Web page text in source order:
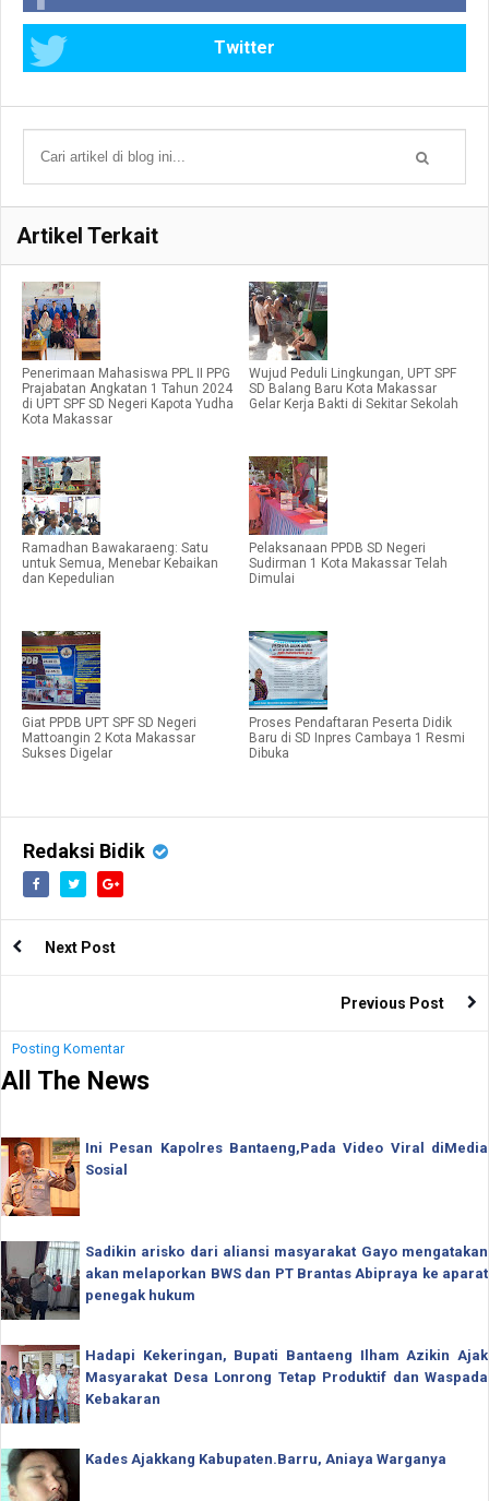
Twitter
Artikel Terkait
Penerimaan Mahasiswa PPL II PPG
Prajabatan Angkatan 1 Tahun 2024
di UPT SPF SD Negeri Kapota Yudha
Kota Makassar
Wujud Peduli Lingkungan, UPT SPF
SD Balang Baru Kota Makassar
Gelar Kerja Bakti di Sekitar Sekolah
Ramadhan Bawakaraeng: Satu
untuk Semua, Menebar Kebaikan
dan Kepedulian
Pelaksanaan PPDB SD Negeri
Sudirman 1 Kota Makassar Telah
Dimulai
Giat PPDB UPT SPF SD Negeri
Mattoangin 2 Kota Makassar
Sukses Digelar
Proses Pendaftaran Peserta Didik
Baru di SD Inpres Cambaya 1 Resmi
Dibuka
Redaksi Bidik
Next Post
Previous Post
Posting Komentar
All The News
Ini Pesan Kapolres Bantaeng,Pada Video Viral diMedia
Sosial
Sadikin arisko dari aliansi masyarakat Gayo mengatakan
akan melaporkan BWS dan PT Brantas Abipraya ke aparat
penegak hukum
Hadapi Kekeringan, Bupati Bantaeng Ilham Azikin Ajak
Masyarakat Desa Lonrong Tetap Produktif dan Waspada
Kebakaran
Kades Ajakkang Kabupaten.Barru, Aniaya Warganya